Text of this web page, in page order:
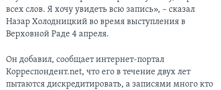
всех слов. Я хочу увидеть всю запись», – сказал
Назар Холодницкий во время выступления в
Верховной Раде 4 апреля.
Он добавил, сообщает интернет-портал
Корреспондент.net, что его в течение двух лет
пытаются дискредитировать, а записями много кто